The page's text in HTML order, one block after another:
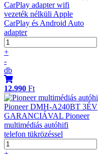
CarPlay adapter wifi
vezeték nélküli Apple
CarPlay és Android Auto
adapter
+
-
db
12.990 Ft
Pioneer DMH-A240BT 3ÉV
GARANCIÁVAL Pioneer
multimédiás autóhifi
telefon tükrözéssel